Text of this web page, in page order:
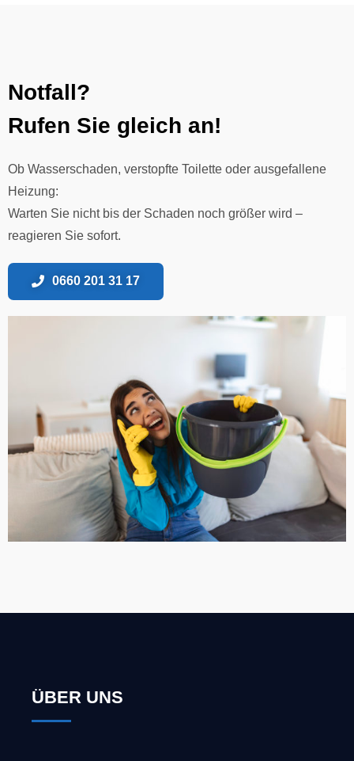
Notfall?
Rufen Sie gleich an!
Ob Wasserschaden, verstopfte Toilette oder ausgefallene
Heizung:
Warten Sie nicht bis der Schaden noch größer wird –
reagieren Sie sofort.
0660 201 31 17
ÜBER UNS